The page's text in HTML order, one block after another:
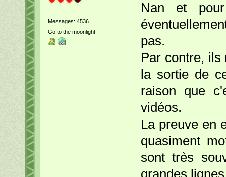
Messages: 4536
Go to the moonlight
Nan et
pas.
Par contre, ils
la sortie de
raison que
vidéos.
La preuve en
quasiment
sont très
grandes